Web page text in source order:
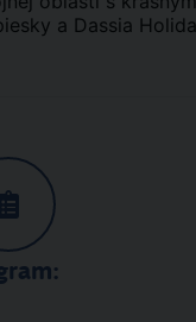
a Dassia